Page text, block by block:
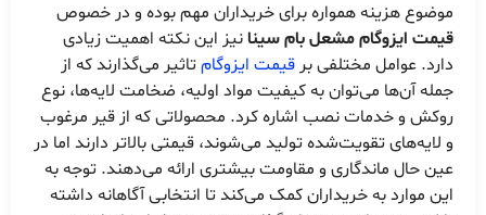
موضوع هزینه همواره برای خریداران مهم بوده و در خصوص
قیمت ایزوگام مشعل بام سینانیز این نکته اهمیت زیادی
دارد. عوامل مختلفی بر قیمت ایزوگامتاثیر می‌گذارند که از
جمله آن‌ها می‌توان به کیفیت مواد اولیه، ضخامت لایه‌ها، نوع
روکش و خدمات نصب اشاره کرد. محصولاتی که از قیر مرغوب
و لایه‌های تقویت‌شده تولید می‌شوند، قیمتی بالاتر دارند اما در
عین حال ماندگاری و مقاومت بیشتری ارائه می‌دهند. توجه به
این موارد به خریداران کمک می‌کند تا انتخابی آگاهانه داشته